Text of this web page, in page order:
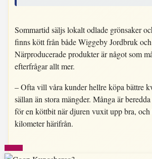
Sommartid säljs lokalt odlade grönsaker
finns kött från både Wiggeby Jordbruk
Närproducerade produkter är något som
efterfrågar allt mer.
– Ofta vill våra kunder hellre köpa bättre
sällan än stora mängder. Många är
för en köttbit när djuren vuxit upp bra, och
kilometer härifrån.